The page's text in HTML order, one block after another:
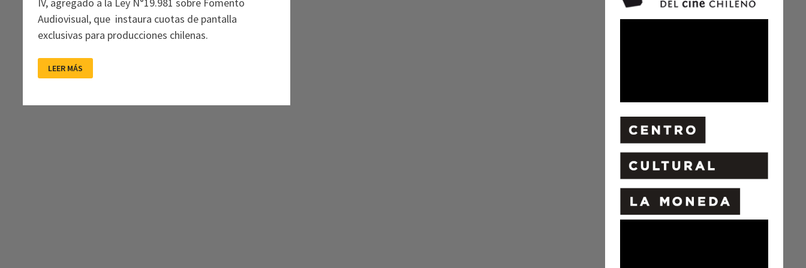
Audiovisual, que instaura cuotas de pantalla
exclusivas para producciones chilenas.
AVANZA
NORMATIVA
DE
CINE
LEER MÁS